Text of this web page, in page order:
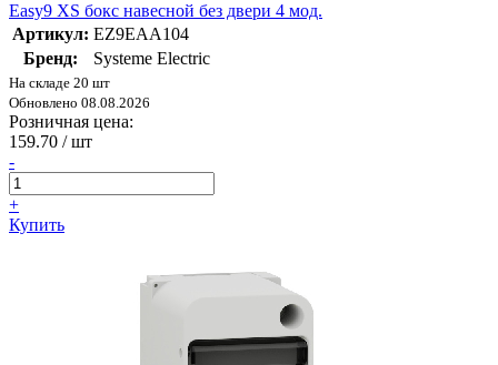
Easy9 XS бокс навесной без двери 4 мод.
Артикул: EZ9EAA104
Бренд:
Systeme Electric
На складе 20 шт
Обновлено 08.08.2026
Розничная цена:
159.70 / шт
-
+
Купить